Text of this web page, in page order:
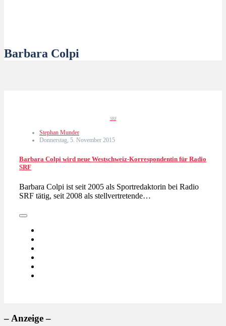
Barbara Colpi
SRF
Stephan Munder
Donnerstag, 5. November 2015
Barbara Colpi wird neue Westschweiz-Korrespondentin für Radio
SRF
Barbara Colpi ist seit 2005 als Sportredaktorin bei Radio
SRF tätig, seit 2008 als stellvertretende…
– Anzeige –